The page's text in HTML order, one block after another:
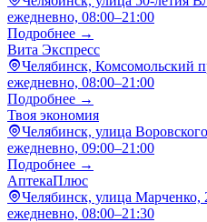
ежедневно, 08:00–21:00
Подробнее →
Вита Экспресс
Челябинск, Комсомольский
ежедневно, 08:00–21:00
Подробнее →
Твоя экономия
Челябинск, улица
ежедневно, 09:00–21:00
Подробнее →
АптекаПлюс
Челябинск, улица Марченко,
ежедневно, 08:00–21:30